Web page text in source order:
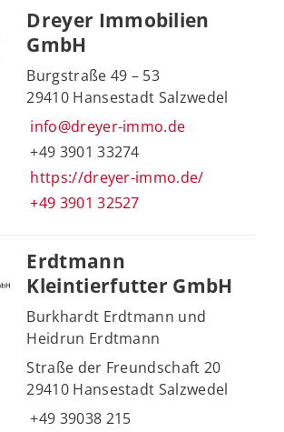
Dreyer Immobilien
GmbH
Burgstraße 49 – 53
29410 Hansestadt Salzwedel
info@dreyer-immo.de
+49 3901 33274
https://dreyer-immo.de/
+49 3901 32527
Erdtmann
Kleintierfutter GmbH
Burkhardt Erdtmann und
Heidrun Erdtmann
Straße der Freundschaft 20
29410 Hansestadt Salzwedel
+49 39038 215